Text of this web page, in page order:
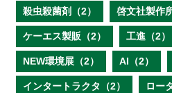
殺虫殺菌剤（2） 啓文社製作
ケーエス製販（2） 工進（2）
NEW環境展（2） AI（2）
インタートラクタ（2） ロー